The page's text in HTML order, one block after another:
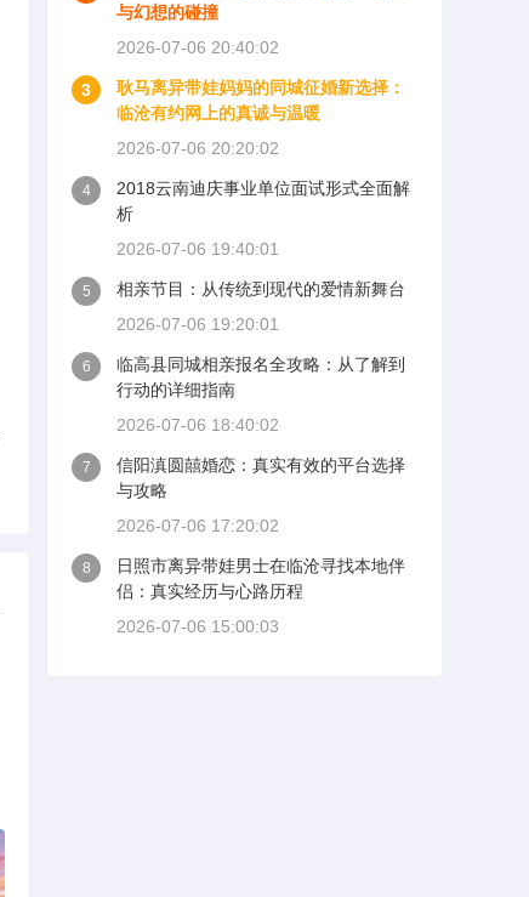
与幻想的碰撞
2026-07-06 20:40:02
3
耿马离异带娃妈妈的同城征婚新选择：
临沧有约网上的真诚与温暖
2026-07-06 20:20:02
4
2018云南迪庆事业单位面试形式全面解
析
2026-07-06 19:40:01
5
相亲节目：从传统到现代的爱情新舞台
2026-07-06 19:20:01
6
临高县同城相亲报名全攻略：从了解到
行动的详细指南
2026-07-06 18:40:02
7
信阳滇圆囍婚恋：真实有效的平台选择
与攻略
2026-07-06 17:20:02
8
日照市离异带娃男士在临沧寻找本地伴
侣：真实经历与心路历程
2026-07-06 15:00:03